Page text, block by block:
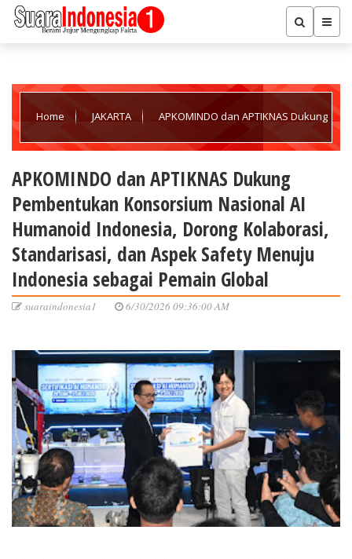
Home JAKARTA APKOMINDO dan APTIKNAS Dukung
Dorong Kolaborasi, Standarisasi, dan Aspek Safety Menuju
Indonesia sebagai Pemain Global
APKOMINDO dan APTIKNAS Dukung
Pembentukan Konsorsium Nasional AI
Humanoid Indonesia, Dorong Kolaborasi,
Standarisasi, dan Aspek Safety Menuju
Indonesia sebagai Pemain Global
suaraindonesia1 6/30/2026 09:36:00 AM